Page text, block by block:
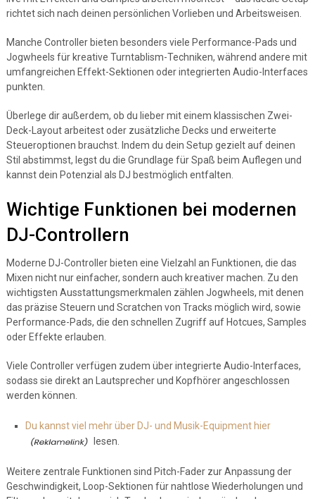
richtet sich nach deinen persönlichen Vorlieben und Arbeitsweisen.
Manche Controller bieten besonders viele Performance-Pads und
Jogwheels für kreative Turntablism-Techniken, während andere mit
umfangreichen Effekt-Sektionen oder integrierten Audio-Interfaces
punkten.
Überlege dir außerdem, ob du lieber mit einem klassischen Zwei-
Deck-Layout arbeitest oder zusätzliche Decks und erweiterte
Steueroptionen brauchst. Indem du dein Setup gezielt auf deinen
Stil abstimmst, legst du die Grundlage für Spaß beim Auflegen und
kannst dein Potenzial als DJ bestmöglich entfalten.
Wichtige Funktionen bei modernen
DJ-Controllern
Moderne DJ-Controller bieten eine Vielzahl an Funktionen, die das
Mixen nicht nur einfacher, sondern auch kreativer machen. Zu den
wichtigsten Ausstattungsmerkmalen zählen Jogwheels, mit denen
das präzise Steuern und Scratchen von Tracks möglich wird, sowie
Performance-Pads, die den schnellen Zugriff auf Hotcues, Samples
oder Effekte erlauben.
Viele Controller verfügen zudem über integrierte Audio-Interfaces,
sodass sie direkt an Lautsprecher und Kopfhörer angeschlossen
werden können.
Du kannst viel mehr über DJ- und Musik-Equipment hier
lesen.
Weitere zentrale Funktionen sind Pitch-Fader zur Anpassung der
Geschwindigkeit, Loop-Sektionen für nahtlose Wiederholungen und